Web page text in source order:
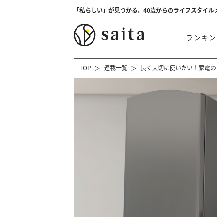
「私らしい」が見つかる。40歳からのライフスタイル
ランキ
TOP 連載一覧 長く大切に使いたい！家電